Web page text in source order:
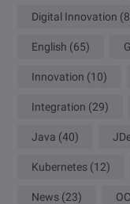
Digital Innovation
English (65)
Innovation (10)
Integration (29)
Java (40)
Kubernetes (12)
News (23)